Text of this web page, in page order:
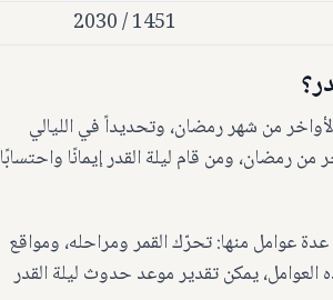
1451 / 2030
من شهر رمضان، وتحديداً في الليالي
رمضان، ومن قام ليلة القدر إيمانًا واحتسابًا
عدة عوامل منها: تحرّك القمر ومراحله، ومواقع
العوامل، يمكن تقدير موعد حدوث ليلة القدر